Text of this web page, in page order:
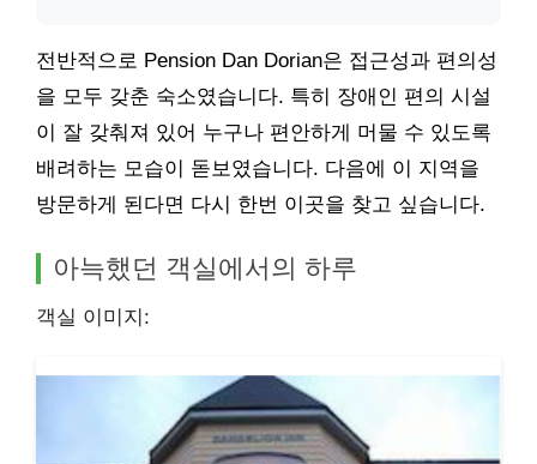
전반적으로 Pension Dan Dorian은 접근성과 편의성
을 모두 갖춘 숙소였습니다. 특히 장애인 편의 시설
이 잘 갖춰져 있어 누구나 편안하게 머물 수 있도록
배려하는 모습이 돋보였습니다. 다음에 이 지역을
방문하게 된다면 다시 한번 이곳을 찾고 싶습니다.
아늑했던 객실에서의 하루
객실 이미지: